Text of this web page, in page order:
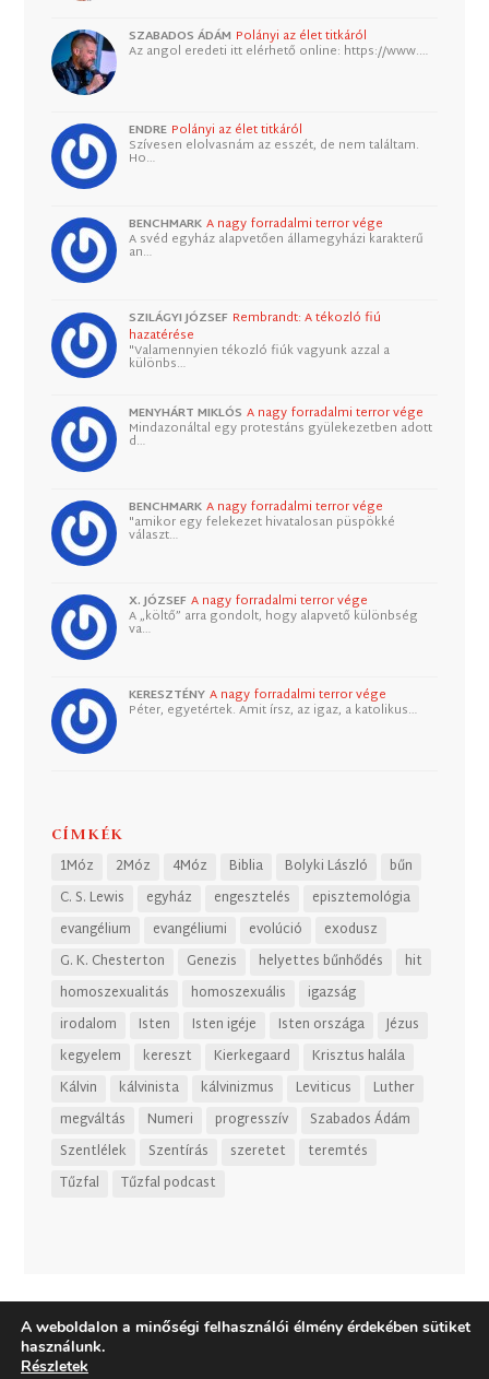
SZABADOS ÁDÁM Polányi az élet titkáról
Az angol eredeti itt elérhető online: https://www.…
ENDRE Polányi az élet titkáról
Szívesen elolvasnám az esszét, de nem találtam.
Ho…
BENCHMARK A nagy forradalmi terror vége
A svéd egyház alapvetően államegyházi karakterű
an…
SZILÁGYI JÓZSEF Rembrandt: A tékozló fiú
hazatérése
"Valamennyien tékozló fiúk vagyunk azzal a
különbs…
MENYHÁRT MIKLÓS A nagy forradalmi terror vége
Mindazonáltal egy protestáns gyülekezetben adott
d…
BENCHMARK A nagy forradalmi terror vége
"amikor egy felekezet hivatalosan püspökké
választ…
X. JÓZSEF A nagy forradalmi terror vége
A „költő” arra gondolt, hogy alapvető különbség
va…
KERESZTÉNY A nagy forradalmi terror vége
Péter, egyetértek. Amit írsz, az igaz, a katolikus…
CÍMKÉK
1Móz 2Móz 4Móz Biblia Bolyki László
bűn
C. S. Lewis
egyház engesztelés
episztemológia
evangélium
evangéliumi evolúció
exodusz
G. K. Chesterton
Genezis helyettes bűnhődés
hit
homoszexualitás
homoszexuális
igazság
irodalom
Isten Isten igéje Isten országa
Jézus
kegyelem
kereszt Kierkegaard
Krisztus halála
Kálvin
kálvinista kálvinizmus Leviticus
Luther
megváltás
Numeri progresszív
Szabados Ádám
Szentlélek
Szentírás szeretet
teremtés
Tűzfal
Tűzfal podcast
A weboldalon a minőségi felhasználói élmény érdekében sütiket
használunk.
Részletek